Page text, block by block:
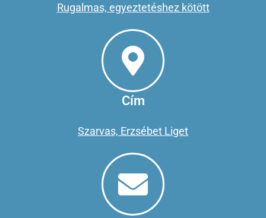
Rugalmas, egyeztetéshez kötött
Cím
Szarvas, Erzsébet Liget